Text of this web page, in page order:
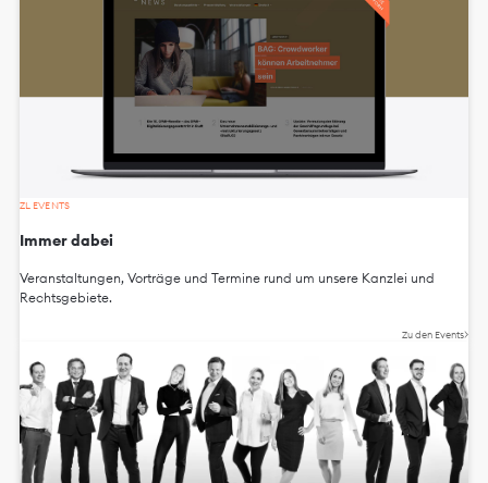
ZL EVENTS
Immer dabei
Veranstaltungen, Vorträge und Termine rund um unsere Kanzlei und
Rechtsgebiete.
Zu den Events